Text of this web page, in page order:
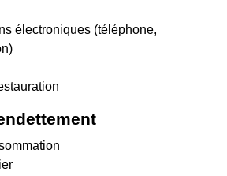
électroniques (téléphone,